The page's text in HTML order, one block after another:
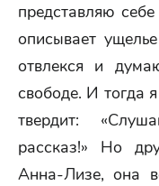
представляю
описывает
отвлекся и
свободе. И тогда
твердит:
рассказ!» Но
Анна-Лизе, она